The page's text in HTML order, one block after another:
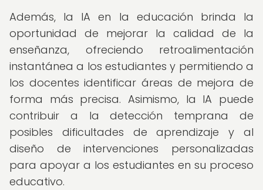
Además, la IA en la educación brinda la
oportunidad de mejorar la calidad de la
enseñanza, ofreciendo retroalimentación
instantánea a los estudiantes y permitiendo a
los docentes identificar áreas de mejora de
forma más precisa. Asimismo, la IA puede
contribuir a la detección temprana de
posibles dificultades de aprendizaje y al
diseño de intervenciones personalizadas
para apoyar a los estudiantes en su proceso
educativo.